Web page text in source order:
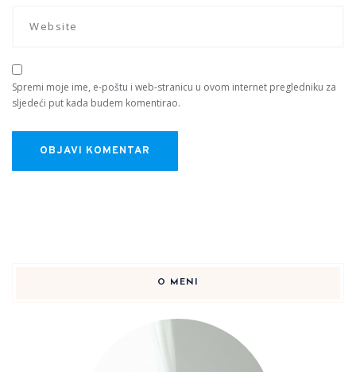
Spremi moje ime, e-poštu i web-stranicu u ovom internet pregledniku za
sljedeći put kada budem komentirao.
O MENI